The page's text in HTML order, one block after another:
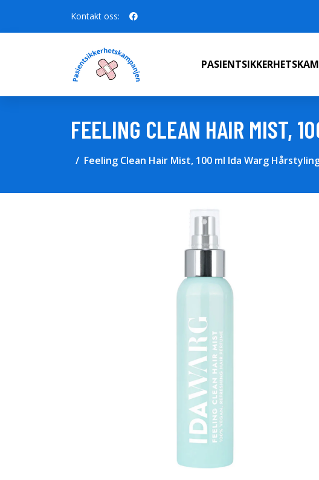
Kontakt oss:
FEELING CLEAN HAIR MIST,
Feeling Clean Hair Mist, 100 ml Ida Warg